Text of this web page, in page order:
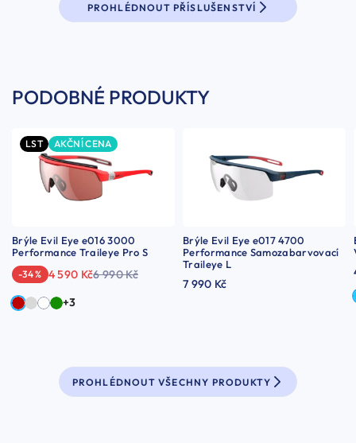
PROHLÉDNOUT PŘÍSLUŠENSTVÍ
PODOBNÉ PRODUKTY
LST AKČNÍ CENA
Brýle Evil Eye e016 3000
Performance Traileye Pro S
-34 % 4 590 Kč6 990 Kč
+3
Brýle Evil Eye e017 4700
Performance Samozabarvovací
Traileye L
7 990 Kč
PROHLÉDNOUT VŠECHNY PRODUKTY